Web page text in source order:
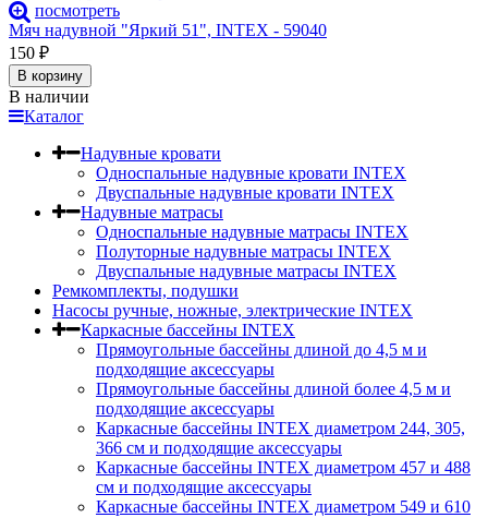
посмотреть
Мяч надувной "Яркий 51", INTEX - 59040
150 ₽
В корзину
В наличии
Каталог
Надувные кровати
Односпальные надувные кровати INTEX
Двуспальные надувные кровати INTEX
Надувные матрасы
Односпальные надувные матрасы INTEX
Полуторные надувные матрасы INTEX
Двуспальные надувные матрасы INTEX
Ремкомплекты, подушки
Насосы ручные, ножные, электрические INTEX
Каркасные бассейны INTEX
Прямоугольные бассейны длиной до 4,5 м и
подходящие аксессуары
Прямоугольные бассейны длиной более 4,5 м и
подходящие аксессуары
Каркасные бассейны INTEX диаметром 244, 305,
366 см и подходящие аксессуары
Каркасные бассейны INTEX диаметром 457 и 488
cм и подходящие аксессуары
Каркасные бассейны INTEX диаметром 549 и 610